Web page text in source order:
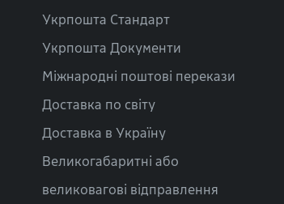
Укрпошта Стандарт
Укрпошта Документи
Міжнародні поштові перекази
Доставка по світу
Доставка в Україну
Великогабаритні або
великовагові відправлення